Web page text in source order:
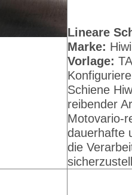
Lineare
Marke:
Vorlage:
Schiene
reibender
Motovario-
dauerhafte
die